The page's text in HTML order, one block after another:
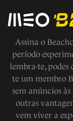
Assina o
período
lembra-te, podes
te um membro
sem anúncios às
outras
vem viver a